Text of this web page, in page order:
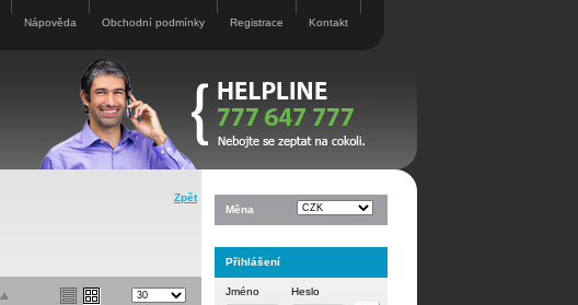
Nápověda Obchodní podmínky Registrace Kontakt
Zpět
Měna
Přihlášení
Jméno Heslo